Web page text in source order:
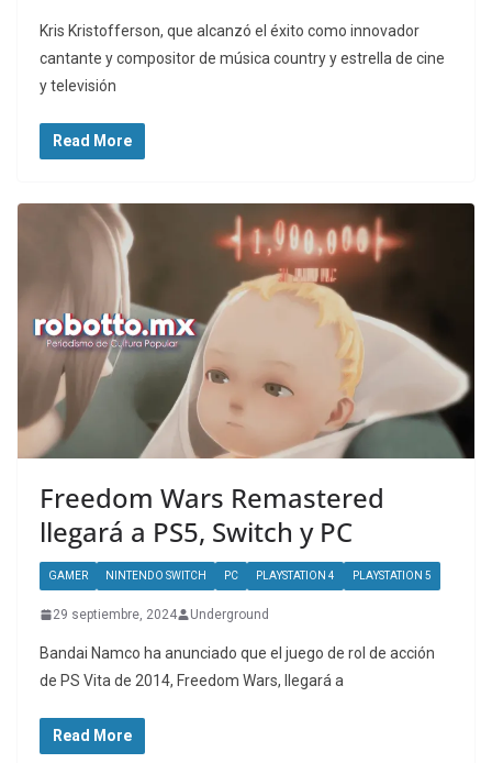
Kris Kristofferson, que alcanzó el éxito como innovador
cantante y compositor de música country y estrella de cine
y televisión
Read More
Freedom Wars Remastered
llegará a PS5, Switch y PC
GAMER NINTENDO SWITCH PC PLAYSTATION 4 PLAYSTATION 5
29 septiembre, 2024 Underground
Bandai Namco ha anunciado que el juego de rol de acción
de PS Vita de 2014, Freedom Wars, llegará a
Read More